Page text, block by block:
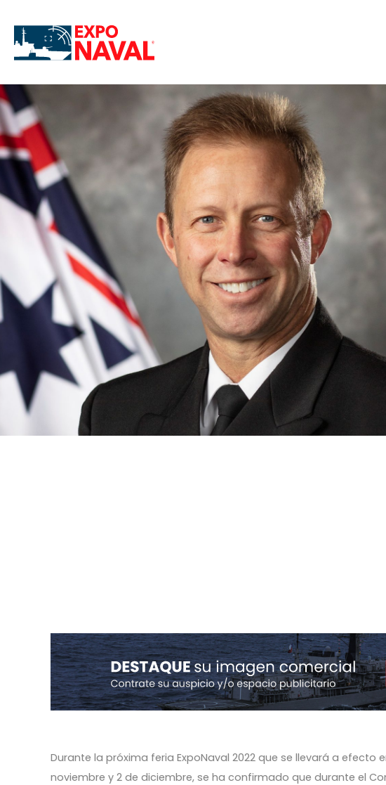
Durante la próxima feria ExpoNaval 2022 que se llevará a efecto
noviembre y 2 de diciembre, se ha confirmado que durante el